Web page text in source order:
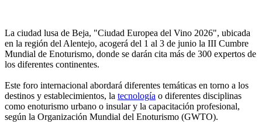
La ciudad lusa de Beja, "Ciudad Europea del Vino 2026", ubicada
en la región del Alentejo, acogerá del 1 al 3 de junio la III Cumbre
Mundial de Enoturismo, donde se darán cita más de 300 expertos de
los diferentes continentes.
Este foro internacional abordará diferentes temáticas en torno a los
destinos y establecimientos, la tecnología o diferentes disciplinas
como enoturismo urbano o insular y la capacitación profesional,
según la Organización Mundial del Enoturismo (GWTO).